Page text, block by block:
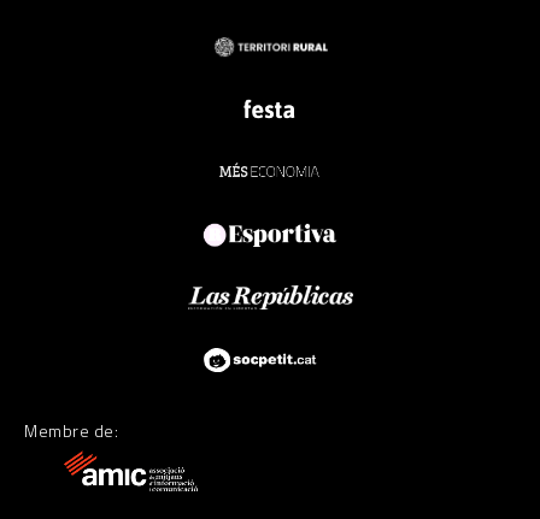
Membre de: